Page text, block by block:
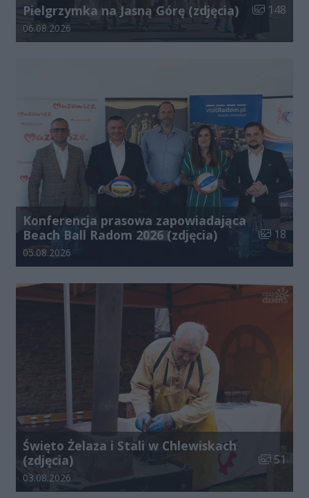
Pielgrzymka na Jasną Górę (zdjęcia) Liczba
148
Data dodania galerii:
06.08.2026
Konferencja prasowa zapowiadająca
Beach Ball Radom 2026 (zdjęcia)
Liczba
18
Data dodania galerii:
05.08.2026
Święto Żelaza i Stali w Chlewiskach
(zdjęcia)
Liczba
51
Data dodania galerii:
03.08.2026